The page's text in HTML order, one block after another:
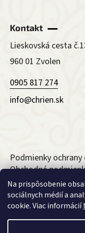
Na prispôsobenie
sociálnych médií a
cookie. Viac informácií
Kontakt
Lieskovská cesta
960 01 Zvolen
0905 817 274
info@chrien.sk
Podmienky
Obchodné
Reklamačný
Odstúpenie od